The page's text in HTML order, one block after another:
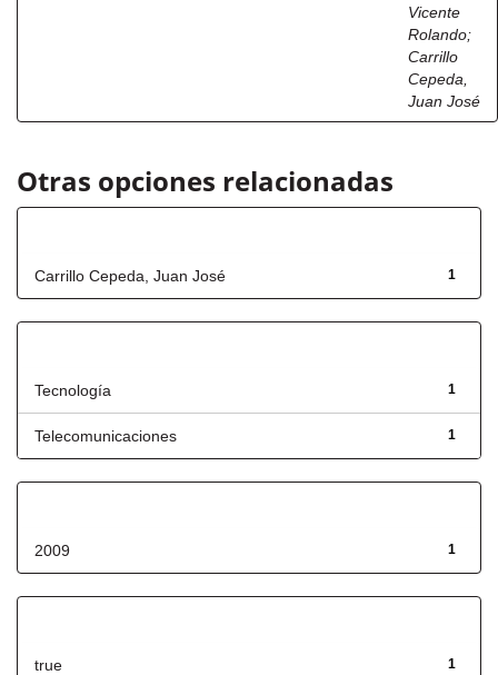
Vicente
Rolando;
Carrillo
Cepeda,
Juan José
Otras opciones relacionadas
1
Carrillo Cepeda, Juan José
1
Tecnología
1
Telecomunicaciones
1
2009
1
true